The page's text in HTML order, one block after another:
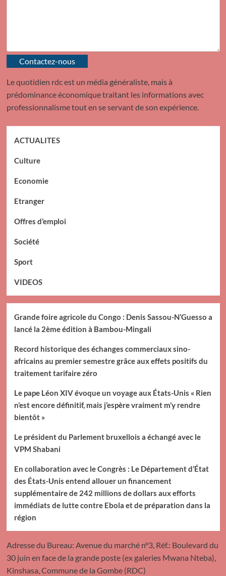
Contactez-nous
Le quotidien rdc est un média généraliste, mais à
prédominance économique traitant les informations avec
professionnalisme tout en se servant de son expérience.
ACTUALITES
Culture
Economie
Etranger
Offres d’emploi
Société
Sport
VIDEOS
Grande foire agricole du Congo : Denis Sassou-N’Guesso a
lancé la 2ème édition à Bambou-Mingali
Record historique des échanges commerciaux sino-
africains au premier semestre grâce aux effets positifs du
traitement tarifaire zéro
Le pape Léon XIV évoque un voyage aux États-Unis « Rien
n’est encore définitif, mais j’espère vraiment m’y rendre
bientôt »
Le président du Parlement bruxellois a échangé avec le
VPM Shabani
En collaboration avec le Congrès : Le Département d’État
des États-Unis entend allouer un financement
supplémentaire de 242 millions de dollars aux efforts
immédiats de lutte contre Ebola et de préparation dans la
région
Adresse du Bureau: Avenue du marché n°3, Réf.: Boulevard du
30 juin en face de la grande poste (ex galeries Mwana Nteba),
Kinshasa, Commune de la Gombe (RDC)